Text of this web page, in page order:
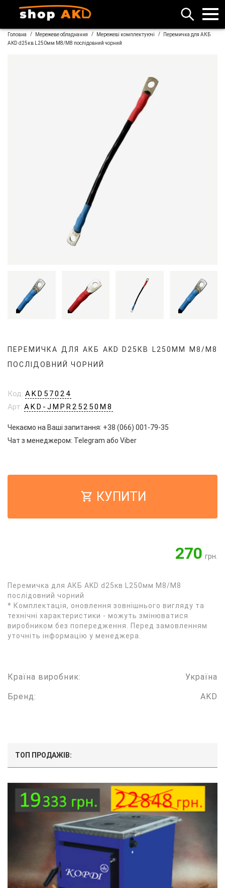
Головна / Мережеве обладнання / Мережеві комплектуючі /
Перемичка для АКБ
AKD d25кв L250мм M8/M8 послідовний чорний
ПЕРЕМИЧКА ДЛЯ АКБ AKD D25КВ L250ММ M8/M8
ПОСЛІДОВНИЙ ЧОРНИЙ
Код: AKD57024
Арт: AKD-JMPR25250M8
Чекаємо на Ваші запитання: +38 (066) 001-79-35
Чат з менеджером: Telegram або Viber
КУПИТИ
270 грн.
Перемичка для АКБ AKD d25кв L250мм M8/M8
послідовний чорний
* Комплектація, оновлення зовнішнього вигляду та
технічні характеристики - можуть змінюватися
виробником без попередження. Перед замовленням
уточніть інформацію у менеджера.
Країна виробник: Україна
Бренд: AKD
ТОП ПРОДАЖІВ: